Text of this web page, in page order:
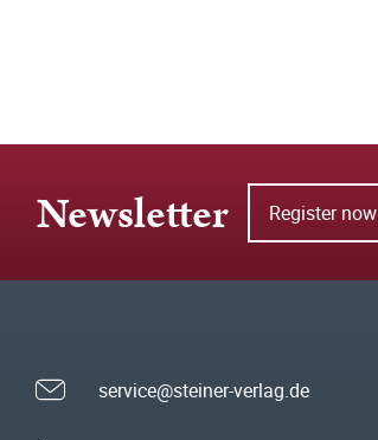
Newsletter Register now
service@steiner-verlag.de